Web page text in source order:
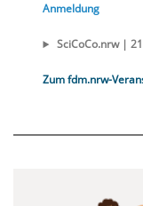
Anmeldung
SciCoCo.nrw |
Zum fdm.nrw-